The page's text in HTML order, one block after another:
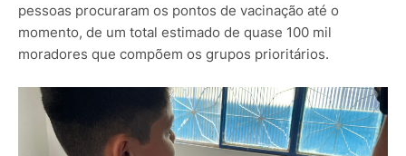
pessoas procuraram os pontos de vacinação até o
momento, de um total estimado de quase 100 mil
moradores que compõem os grupos prioritários.